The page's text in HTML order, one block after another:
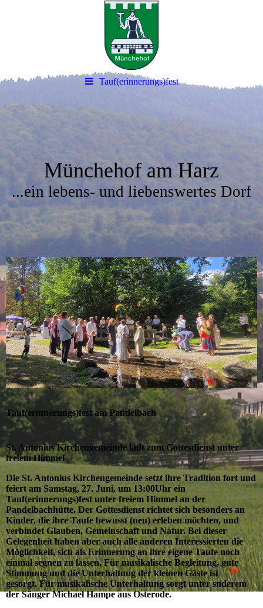
Tauf(erinnerungs)fest
Münchehof am Harz
...ein lebens- und liebenswertes Dorf
Tauf(erinnerungs)fest am Pandelbach
St. Antonius Kirchengemeinde lädt zum Gottesdienst unter
freiem Himmel
Die St. Antonius Kirchengemeinde setzt ihre Tradition fort und
feiert am Samstag, 27. Juni, um 13:00Uhr ein
Tauf(erinnerungs)fest unter freiem Himmel an der
Pandelbachhütte. Der Gottesdienst richtet sich besonders an
Kinder, die ihre Taufe bewusst (neu) erleben möchten, und
verbindet Glauben, Gemeinschaft und Natur. Bei dieser
Gelegenheit haben aber auch alle anderen Interessierten die
Möglichkeit, sich als Erinnerung an ihre eigene Taufe noch
einmal segnen zu lassen. Für musikalische Begleitung, gute
Stimmung und die Unterhaltung der kleinen Gäste ist
gesorgt. Für musikalische Unterhaltung sorgt unter snderem
der Sänger Michael Hampe aus Osterode.